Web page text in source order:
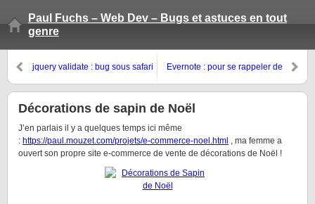
Paul Fuchs – Web Dev – Bugs et astuces en tout
genre
jquery validate : bug sous safari
Evernote : pour se rappeler de
Décorations de sapin de Noël
J’en parlais il y a quelques temps ici même
: https://paul.mouzet.com/projets/e-commerce-noel.html , ma femme a
ouvert son propre site e-commerce de vente de décorations de Noël !